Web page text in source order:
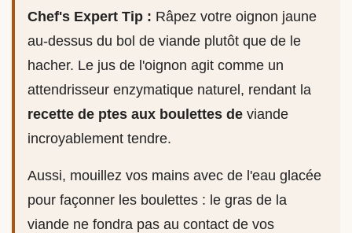
Chef's Expert Tip : Râpez votre oignon jaune
au-dessus du bol de viande plutôt que de le
hacher. Le jus de l'oignon agit comme un
attendrisseur enzymatique naturel, rendant la
recette de ptes aux boulettes de viande
incroyablement tendre.
Aussi, mouillez vos mains avec de l'eau glacée
pour façonner les boulettes : le gras de la
viande ne fondra pas au contact de vos